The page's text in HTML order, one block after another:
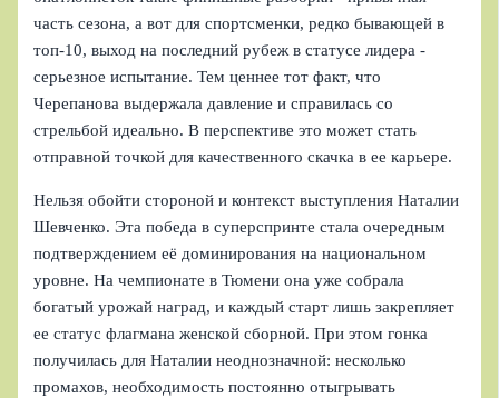
часть сезона, а вот для спортсменки, редко бывающей в
топ-10, выход на последний рубеж в статусе лидера -
серьезное испытание. Тем ценнее тот факт, что
Черепанова выдержала давление и справилась со
стрельбой идеально. В перспективе это может стать
отправной точкой для качественного скачка в ее карьере.
Нельзя обойти стороной и контекст выступления Наталии
Шевченко. Эта победа в суперспринте стала очередным
подтверждением её доминирования на национальном
уровне. На чемпионате в Тюмени она уже собрала
богатый урожай наград, и каждый старт лишь закрепляет
ее статус флагмана женской сборной. При этом гонка
получилась для Наталии неоднозначной: несколько
промахов, необходимость постоянно отыгрывать